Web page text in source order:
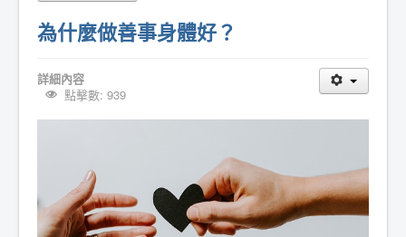
為什麼做善事身體好？
詳細內容
點擊數: 939